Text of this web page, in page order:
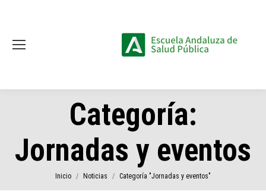
Categoría:
Jornadas y eventos
Estás aquí:
Inicio Noticias Categoría "Jornadas y eventos"